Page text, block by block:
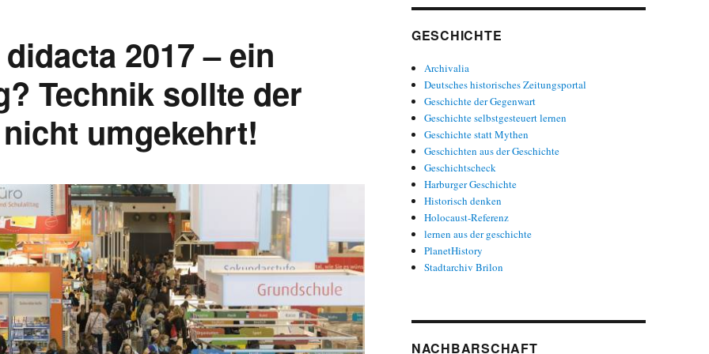
2017 – ein
Technik sollte der
umgekehrt!
GESCHICHTE
Archivalia
Deutsches historisches Zeitungsportal
Geschichte der Gegenwart
Geschichte selbstgesteuert lernen
Geschichte statt Mythen
Geschichten aus der Geschichte
Geschichtscheck
Harburger Geschichte
Historisch denken
Holocaust-Referenz
lernen aus der geschichte
PlanetHistory
Stadtarchiv Brilon
NACHBARSCHAFT